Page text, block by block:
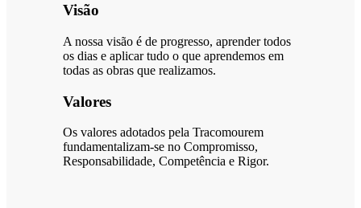
Visão
A nossa visão é de progresso, aprender todos
os dias e aplicar tudo o que aprendemos em
todas as obras que realizamos.
Valores
Os valores adotados pela Tracomourem
fundamentalizam-se no Compromisso,
Responsabilidade, Competência e Rigor.